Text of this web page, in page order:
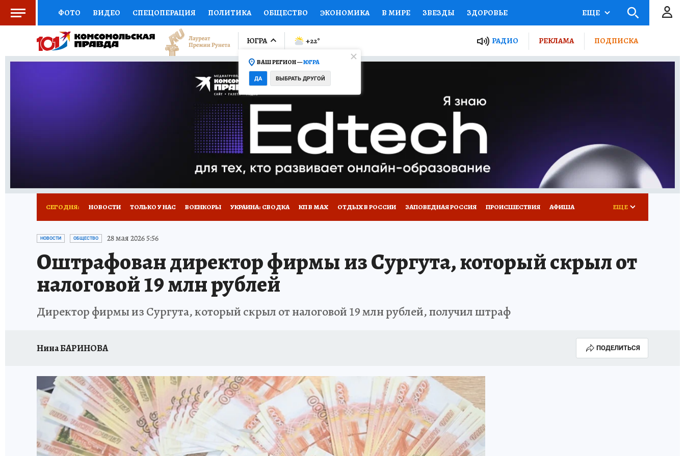
ФОТО ВИДЕО СПЕЦОПЕРАЦИЯ ПОЛИТИКА ОБЩЕСТВО ЭКОНОМИКА В МИРЕ ЗВЕЗДЫ ЗДОРОВЬЕ
СОЦПОДДЕРЖКА НАУКА СПОРТ КОЛУМНИСТЫ ПРОИСШЕСТВИЯ НАЦИОНАЛЬНЫЕ ПРОЕКТЫ РОССИИ
ВЫБОР ЭКСПЕРТОВ ДОКТОР ФИНАНСЫ ОТКРЫВАЕМ МИР СЕМЬЯ ЖЕНСКИЕ СЕКРЕТЫ ПУТЕВОДИТЕЛЬ
ПРОГНОЗЫ НА СПОРТ ПРОМОКОДЫ СЕРИАЛЫ
ТЕЛЕВИЗОР КОЛЛЕКЦИИ КОНКУРСЫ ГИД ПОТРЕБИТЕЛЯ
НОВОЕ НА САЙТЕ
ЕЩЕ
ЮГРА
ВАШ РЕГИОН —ЮГРА
ДА ВЫБРАТЬ ДРУГОЙ
+22° РАДИО РЕКЛАМА ПОДПИСКА
СЕГОДНЯ: НОВОСТИ ТОЛЬКО У НАС ВОЕНКОРЫ УКРАИНА: СВОДКА КП В МАХ ОТДЫХ В РОССИИ ЗАПОВЕДНАЯ РОССИЯ ПРОИСШЕСТВИЯ АФИША
ИСПЫТАНО НА СЕБЕ
ЕЩЕ
НОВОСТИ ОБЩЕСТВО 28 мая 2026 5:56
Оштрафован директор фирмы из Сургута, который скрыл от
налоговой 19 млн рублей
Директор фирмы из Сургута, который скрыл от налоговой 19 млн рублей, получил штраф
Нина БАРИНОВА ПОДЕЛИТЬСЯ